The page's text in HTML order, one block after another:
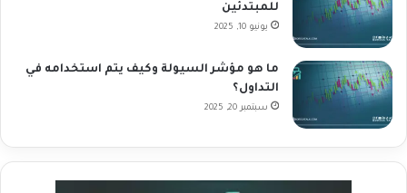
للمبتدئين
يونيو 10, 2025
ما هو مؤشر السيولة وكيف يتم استخدامه في
التداول؟
سبتمبر 20, 2025